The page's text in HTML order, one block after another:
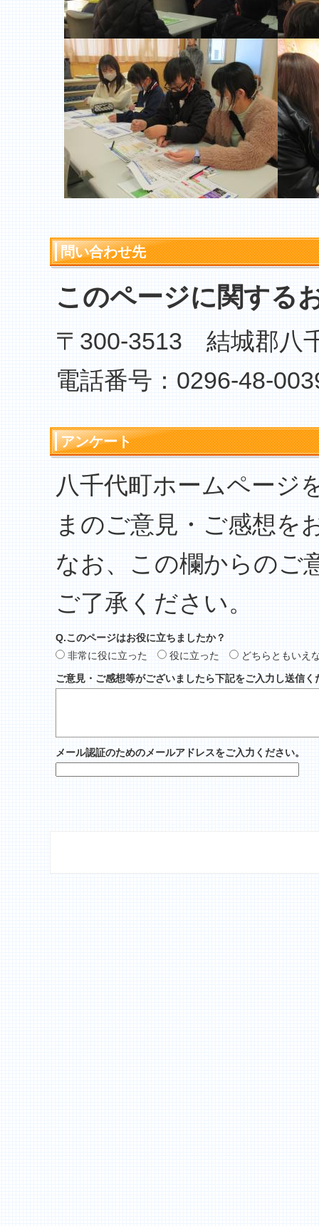
問い合わせ先
このページに関する
〒300-3513 結城郡八
電話番号：0296-48-
アンケート
八千代町ホームページ
まのご意見・ご感想を
なお、この欄からのご
ご了承ください。
Q.このページはお役に立ちましたか？
非常に役に立った
役に立った
どちらともいえ
ご意見・ご感想等がございましたら下記をご入力し送信く
メール認証のためのメールアドレスをご入力ください。